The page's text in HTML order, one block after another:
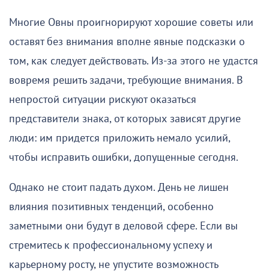
Многие Овны проигнорируют хорошие советы или
оставят без внимания вполне явные подсказки о
том, как следует действовать. Из-за этого не удастся
вовремя решить задачи, требующие внимания. В
непростой ситуации рискуют оказаться
представители знака, от которых зависят другие
люди: им придется приложить немало усилий,
чтобы исправить ошибки, допущенные сегодня.
Однако не стоит падать духом. День не лишен
влияния позитивных тенденций, особенно
заметными они будут в деловой сфере. Если вы
стремитесь к профессиональному успеху и
карьерному росту, не упустите возможность